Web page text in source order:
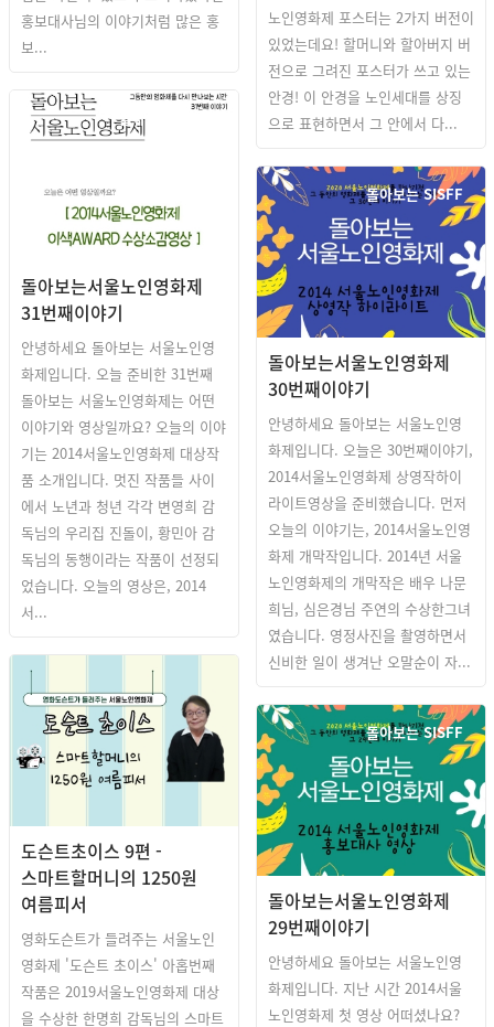
홍보대사님의 이야기처럼 많은 홍
보...
노인영화제 포스터는 2가지 버전이
있었는데요! 할머니와 할아버지 버
전으로 그려진 포스터가 쓰고 있는
안경! 이 안경을 노인세대를 상징
으로 표현하면서 그 안에서 다...
돌아보는 SISFF
돌아보는서울노인영화제
31번째이야기
안녕하세요 돌아보는 서울노인영
화제입니다. 오늘 준비한 31번째
돌아보는 서울노인영화제는 어떤
이야기와 영상일까요? 오늘의 이야
기는 2014서울노인영화제 대상작
품 소개입니다. 멋진 작품들 사이
에서 노년과 청년 각각 변영희 감
독님의 우리집 진돌이, 황민아 감
독님의 동행이라는 작품이 선정되
었습니다. 오늘의 영상은, 2014
서...
돌아보는 SISFF
돌아보는서울노인영화제
30번째이야기
안녕하세요 돌아보는 서울노인영
화제입니다. 오늘은 30번째이야기,
2014서울노인영화제 상영작하이
라이트영상을 준비했습니다. 먼저
오늘의 이야기는, 2014서울노인영
화제 개막작입니다. 2014년 서울
노인영화제의 개막작은 배우 나문
희님, 심은경님 주연의 수상한그녀
였습니다. 영정사진을 촬영하면서
신비한 일이 생겨난 오말순이 자...
도슨트초이스 9편 -
스마트할머니의 1250원
여름피서
영화도슨트가 들려주는 서울노인
영화제 '도슨트 초이스' 아홉번째
작품은 2019서울노인영화제 대상
을 수상한 한명희 감독님의 스마트
돌아보는 SISFF
돌아보는서울노인영화제
29번째이야기
안녕하세요 돌아보는 서울노인영
화제입니다. 지난 시간 2014서울
노인영화제 첫 영상 어떠셨나요?